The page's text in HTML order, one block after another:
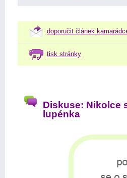
doporučit článek
tisk stránky
Diskuse: Nikolce
lupénka